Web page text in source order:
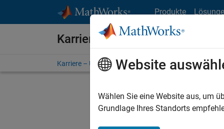
Produkte
Karriere bei MathWorks
Karriere – Übersicht Stellensuche
FILTER:
Website
Wählen Sie eine Website aus, um
Grundlage Ihres Standorts